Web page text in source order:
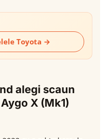
Toyota →
alegi scaun
X (Mk1)